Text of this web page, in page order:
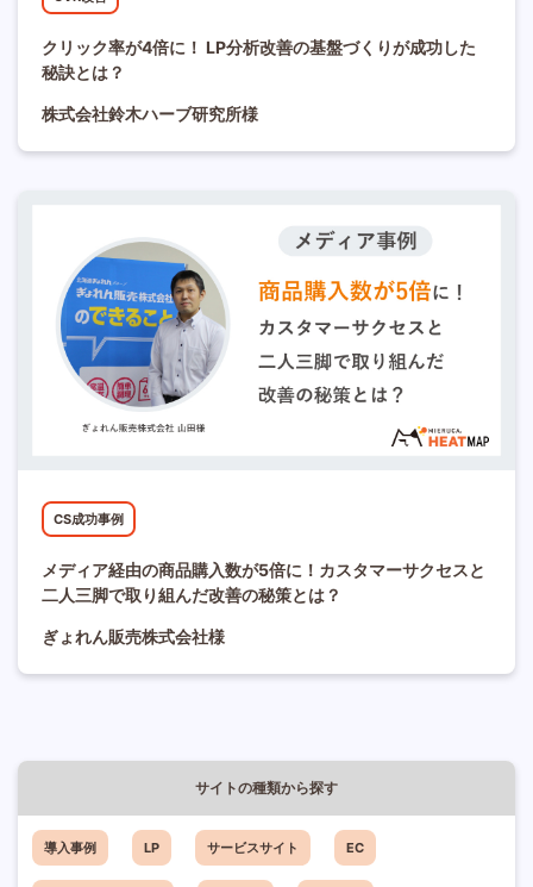
クリック率が4倍に！ LP分析改善の基盤づくりが成功した
秘訣とは？
株式会社鈴木ハーブ研究所様
CS成功事例
メディア経由の商品購入数が5倍に！カスタマーサクセスと
二人三脚で取り組んだ改善の秘策とは？
ぎょれん販売株式会社様
サイトの種類から探す
導入事例 LP サービスサイト EC